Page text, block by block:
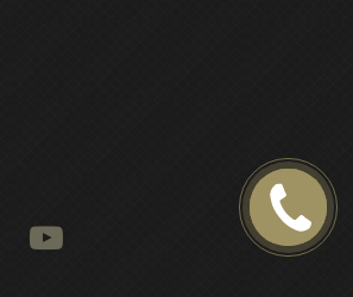
ПОЗВОНИТЕ
МНЕ